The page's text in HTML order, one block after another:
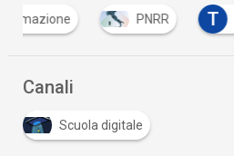
formazione PNRR T
Canali
Scuola digitale